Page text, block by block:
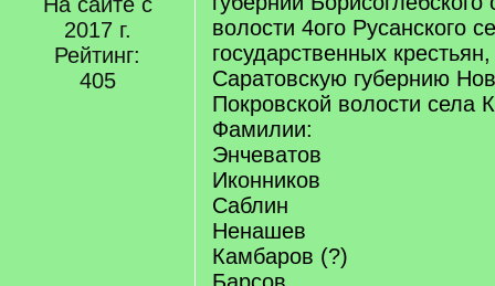
2017 г.
Рейтинг:
405
волости 4ого Русанского
государственных
Саратовскую губернию
Покровской волости села
Фамилии:
Энчеватов
Иконников
Саблин
Ненашев
Камбаров (?)